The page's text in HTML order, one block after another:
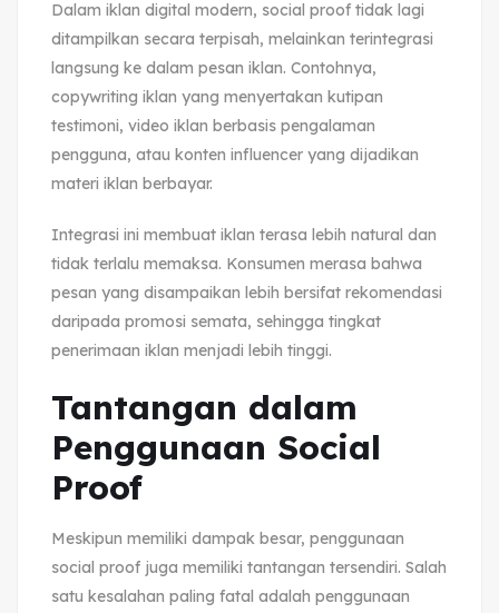
Dalam iklan digital modern, social proof tidak lagi
ditampilkan secara terpisah, melainkan terintegrasi
langsung ke dalam pesan iklan. Contohnya,
copywriting iklan yang menyertakan kutipan
testimoni, video iklan berbasis pengalaman
pengguna, atau konten influencer yang dijadikan
materi iklan berbayar.
Integrasi ini membuat iklan terasa lebih natural dan
tidak terlalu memaksa. Konsumen merasa bahwa
pesan yang disampaikan lebih bersifat rekomendasi
daripada promosi semata, sehingga tingkat
penerimaan iklan menjadi lebih tinggi.
Tantangan dalam
Penggunaan Social
Proof
Meskipun memiliki dampak besar, penggunaan
social proof juga memiliki tantangan tersendiri. Salah
satu kesalahan paling fatal adalah penggunaan